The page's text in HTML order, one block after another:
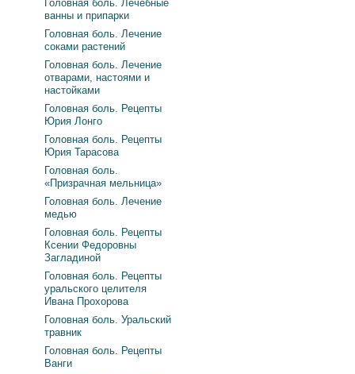
Головная боль. Лечебные
ванны и припарки
Головная боль. Лечение
соками растений
Головная боль. Лечение
отварами, настоями и
настойками
Головная боль. Рецепты
Юрия Лонго
Головная боль. Рецепты
Юрия Тарасова
Головная боль.
«Призрачная мельница»
Головная боль. Лечение
медью
Головная боль. Рецепты
Ксении Федоровны
Загладиной
Головная боль. Рецепты
уральского целителя
Ивана Прохорова
Головная боль. Уральский
травник
Головная боль. Рецепты
Ванги